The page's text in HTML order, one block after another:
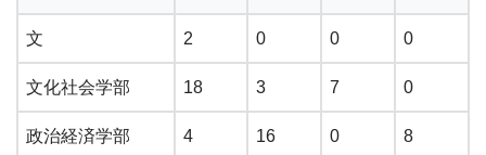
文 2 0 0 0
文化社会学部 18 3 7 0
政治経済学部 4 16 0 8